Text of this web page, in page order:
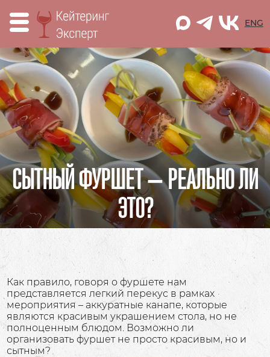
M ENG
СЫТНЫЙ ФУРШЕТ – РЕАЛЬНО ЛИ
ЭТО?
Как правило, говоря о фуршете нам
представляется легкий перекус в рамках
мероприятия – аккуратные канапе, которые
являются красивым украшением стола, но не
полноценным блюдом. Возможно ли
организовать фуршет не просто красивым, но и
сытным?